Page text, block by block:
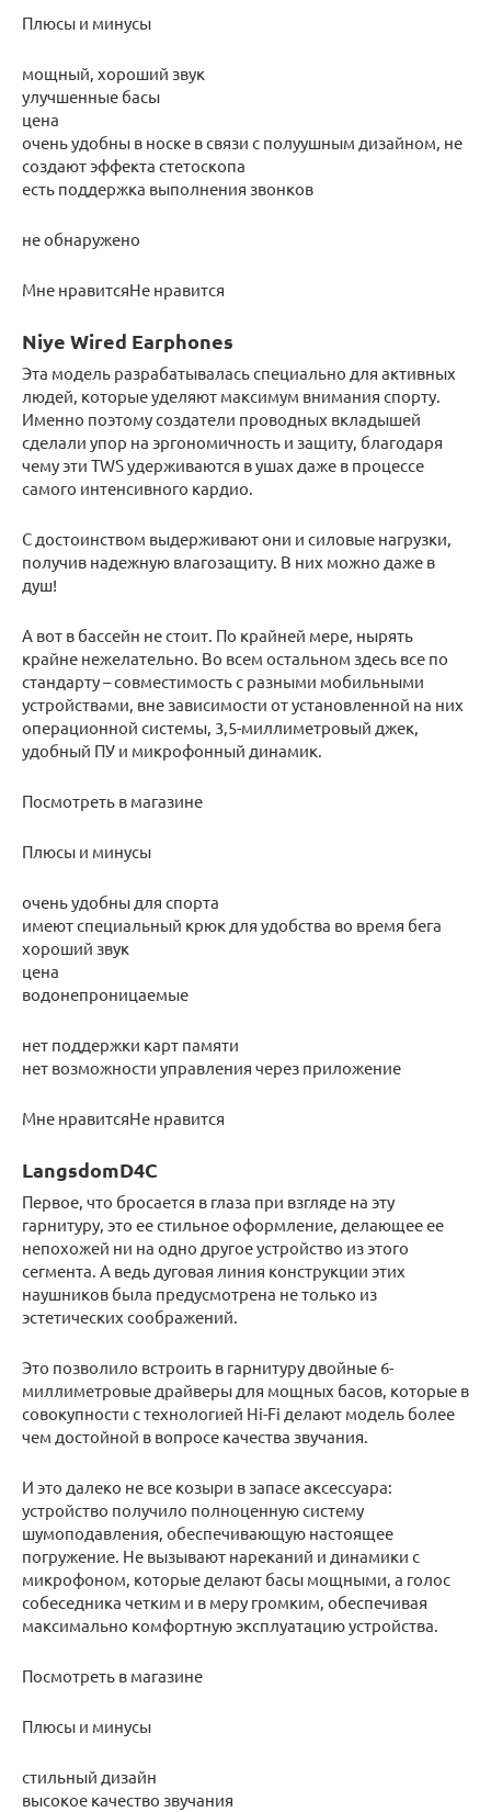
Плюсы и минусы
мощный, хороший звук
улучшенные басы
цена
очень удобны в носке в связи с полуушным дизайном, не
создают эффекта стетоскопа
есть поддержка выполнения звонков
не обнаружено
Мне нравитсяНе нравится
Niye Wired Earphones
Эта модель разрабатывалась специально для активных
людей, которые уделяют максимум внимания спорту.
Именно поэтому создатели проводных вкладышей
сделали упор на эргономичность и защиту, благодаря
чему эти TWS удерживаются в ушах даже в процессе
самого интенсивного кардио.
С достоинством выдерживают они и силовые нагрузки,
получив надежную влагозащиту. В них можно даже в
душ!
А вот в бассейн не стоит. По крайней мере, нырять
крайне нежелательно. Во всем остальном здесь все по
стандарту – совместимость с разными мобильными
устройствами, вне зависимости от установленной на них
операционной системы, 3,5-миллиметровый джек,
удобный ПУ и микрофонный динамик.
Посмотреть в магазине
Плюсы и минусы
очень удобны для спорта
имеют специальный крюк для удобства во время бега
хороший звук
цена
водонепроницаемые
нет поддержки карт памяти
нет возможности управления через приложение
Мне нравитсяНе нравится
LangsdomD4C
Первое, что бросается в глаза при взгляде на эту
гарнитуру, это ее стильное оформление, делающее ее
непохожей ни на одно другое устройство из этого
сегмента. А ведь дуговая линия конструкции этих
наушников была предусмотрена не только из
эстетических соображений.
Это позволило встроить в гарнитуру двойные 6-
миллиметровые драйверы для мощных басов, которые в
совокупности с технологией Hi-Fi делают модель более
чем достойной в вопросе качества звучания.
И это далеко не все козыри в запасе аксессуара:
устройство получило полноценную систему
шумоподавления, обеспечивающую настоящее
погружение. Не вызывают нареканий и динамики с
микрофоном, которые делают басы мощными, а голос
собеседника четким и в меру громким, обеспечивая
максимально комфортную эксплуатацию устройства.
Посмотреть в магазине
Плюсы и минусы
стильный дизайн
высокое качество звучания